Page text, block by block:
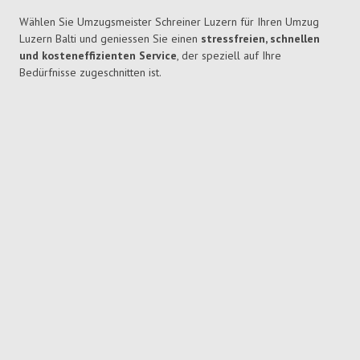
Wählen Sie Umzugsmeister Schreiner Luzern für Ihren Umzug
Luzern Balti und geniessen Sie einen stressfreien, schnellen
und kosteneffizienten Service, der speziell auf Ihre
Bedürfnisse zugeschnitten ist.